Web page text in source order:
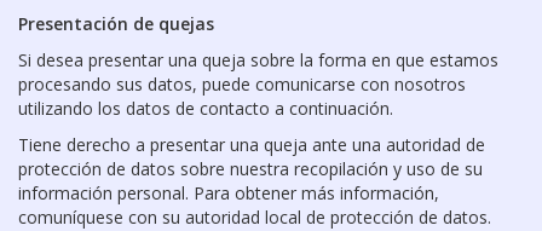
Presentación de quejas
Si desea presentar una queja sobre la forma en que estamos
procesando sus datos, puede comunicarse con nosotros
utilizando los datos de contacto a continuación.
Tiene derecho a presentar una queja ante una autoridad de
protección de datos sobre nuestra recopilación y uso de su
información personal. Para obtener más información,
comuníquese con su autoridad local de protección de datos.